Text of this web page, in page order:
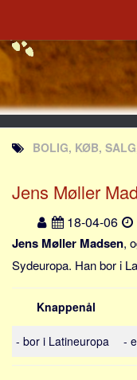
Portal
Udvandrerne.dk
Utvandrerne.no
Utvandrarna.se
Tyskland.dk
England.dk
JLKM.dk
Lande
Tyrkiet
Spanien
Frankrig
Sverige
BOLIG, KØB,
Jens Møller
18-04-06
Jens Møller Madsen,
Sydeuropa. Han bor i
Knappenål
- bor i Latineuropa -